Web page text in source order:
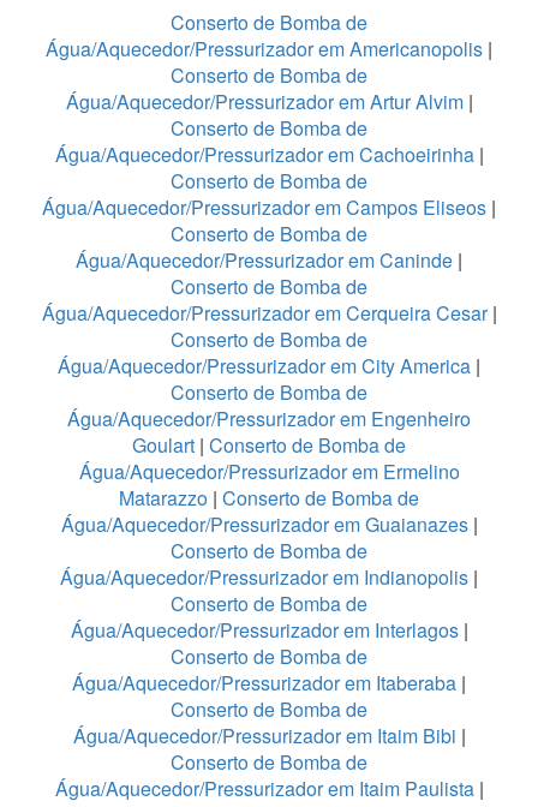
Conserto de Bomba de
Água/Aquecedor/Pressurizador em Americanopolis |
Conserto de Bomba de
Água/Aquecedor/Pressurizador em Artur Alvim |
Conserto de Bomba de
Água/Aquecedor/Pressurizador em Cachoeirinha|
Conserto de Bomba de
Água/Aquecedor/Pressurizador em Campos Eliseos |
Conserto de Bomba de
Água/Aquecedor/Pressurizador em Caninde |
Conserto de Bomba de
Água/Aquecedor/Pressurizador em Cerqueira Cesar|
Conserto de Bomba de
Água/Aquecedor/Pressurizador em City America |
Conserto de Bomba de
Água/Aquecedor/Pressurizador em Engenheiro
Goulart | Conserto de Bomba de
Água/Aquecedor/Pressurizador em Ermelino
Matarazzo | Conserto de Bomba de
Água/Aquecedor/Pressurizador em Guaianazes|
Conserto de Bomba de
Água/Aquecedor/Pressurizador em Indianopolis |
Conserto de Bomba de
Água/Aquecedor/Pressurizador em Interlagos|
Conserto de Bomba de
Água/Aquecedor/Pressurizador em Itaberaba |
Conserto de Bomba de
Água/Aquecedor/Pressurizador em Itaim Bibi |
Conserto de Bomba de
Água/Aquecedor/Pressurizador em Itaim Paulista |